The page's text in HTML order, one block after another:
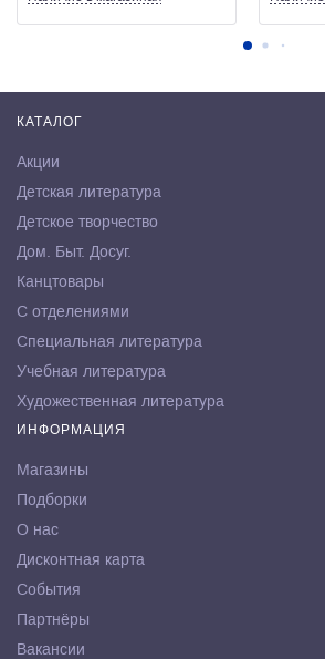
КАТАЛОГ
Акции
Детская литература
Детское творчество
Дом. Быт. Досуг.
Канцтовары
С отделениями
Специальная литература
Учебная литература
Художественная литература
ИНФОРМАЦИЯ
Магазины
Подборки
О нас
Дисконтная карта
События
Партнёры
Вакансии